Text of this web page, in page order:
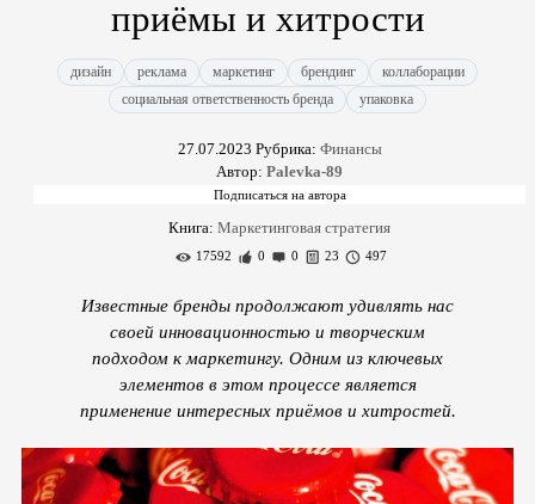
приёмы и хитрости
дизайн реклама маркетинг брендинг
коллаборации
социальная ответственность бренда
упаковка
27.07.2023 Рубрика: Финансы
Автор: Palevka-89
Книга: Маркетинговая стратегия
17592 0 0 23 497
Известные бренды продолжают удивлять нас
своей инновационностью и творческим
подходом к маркетингу. Одним из ключевых
элементов в этом процессе является
применение интересных приёмов и хитростей.